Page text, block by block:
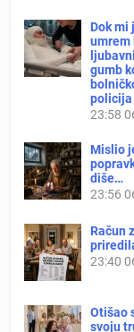
Dok mi
umrem
gumb
policija
23:58
Mislio
diše…
23:56
Račun
23:40
Otišao
svoju